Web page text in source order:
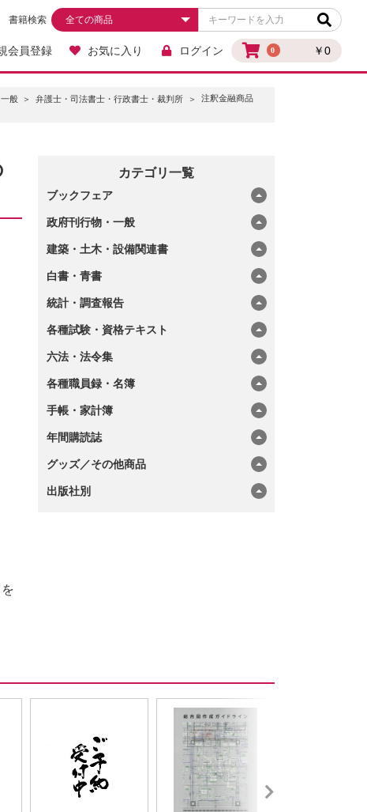
0 ￥0
書籍検索
会員登録 お気に入り ログイン
般 弁護士・司法書士・行政書士・裁判所
注釈金融商品
カテゴリ一覧
ブックフェア
政府刊行物・一般
建築・土木・設備関連書
白書・青書
統計・調査報告
各種試験・資格テキスト
六法・法令集
各種職員録・名簿
手帳・家計簿
年間購読誌
グッズ／その他商品
出版社別